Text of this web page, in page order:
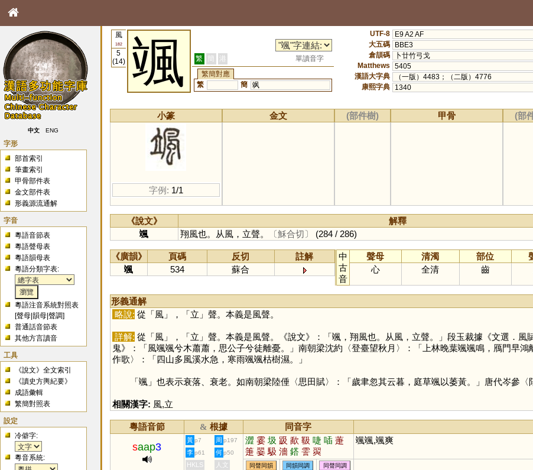
中文 ENG
字形
部首索引
筆畫索引
甲骨部件表
金文部件表
形義源流通解
字音
粵語音節表
粵語聲母表
粵語韻母表
粵語分類字表:
粵語注音系統對照表
[聲母 |韻母 |聲調]
普通話音節表
其他方言讀音
工具
《說文》全文索引
《讀史方輿紀要》
成語彙輯
繁簡對照表
設定
冷僻字:
粵音系統:
風
182
5
(14)
颯 繁 簡 港
單讀音字
繁簡對應
繁
簡 飒
UTF-8
E9 A2 AF
大五碼
BBE3
倉頡碼
卜廿竹弓戈
Matthews
5405
漢語大字典
（一版）4483；（二版）4776
康熙字典
1340
小篆
字例: 1/1
金文 (部件樹) 甲骨 (部
《說文》 解釋
颯
翔風也。从風，立聲。 〔穌合切〕 (284 / 286)
《廣韻》 頁碼 反切
註解
颯
534 蘇合
中
古
音
聲母 清濁 部位
心
全清 齒
形義通解
略說: 從「風」，「立 」聲。本義是風聲。
詳解: 從「風」，「立 」聲。本義是風聲。《說文》：「颯，翔風也。从風，立聲。」段玉裁據《文選．
鬼》：「風颯颯兮木蕭蕭，思公子兮徒離憂。」南朝梁沈約〈登臺望秋月〉：「上林晚葉颯颯鳴，鴈門早
作歌〉：「四山多風溪水急，寒雨颯颯枯樹濕。」
「颯」也表示衰落、衰老。如南朝梁陸倕〈思田賦〉：「歲聿忽其云暮，庭草颯以萎黃。」唐代岑參〈
相關漢字: 風,立
粵語音節 & 根據 同音字
saap3
黃 p7 周 p197 澀 霎 圾 趿 歃 靸 啑 喢 萐
箑 翣 馺 濇 鎝 霅 翜
颯颯,颯爽
李 p61 何 p50
HKLS 人文 同聲同韻 同韻同調 同聲同調